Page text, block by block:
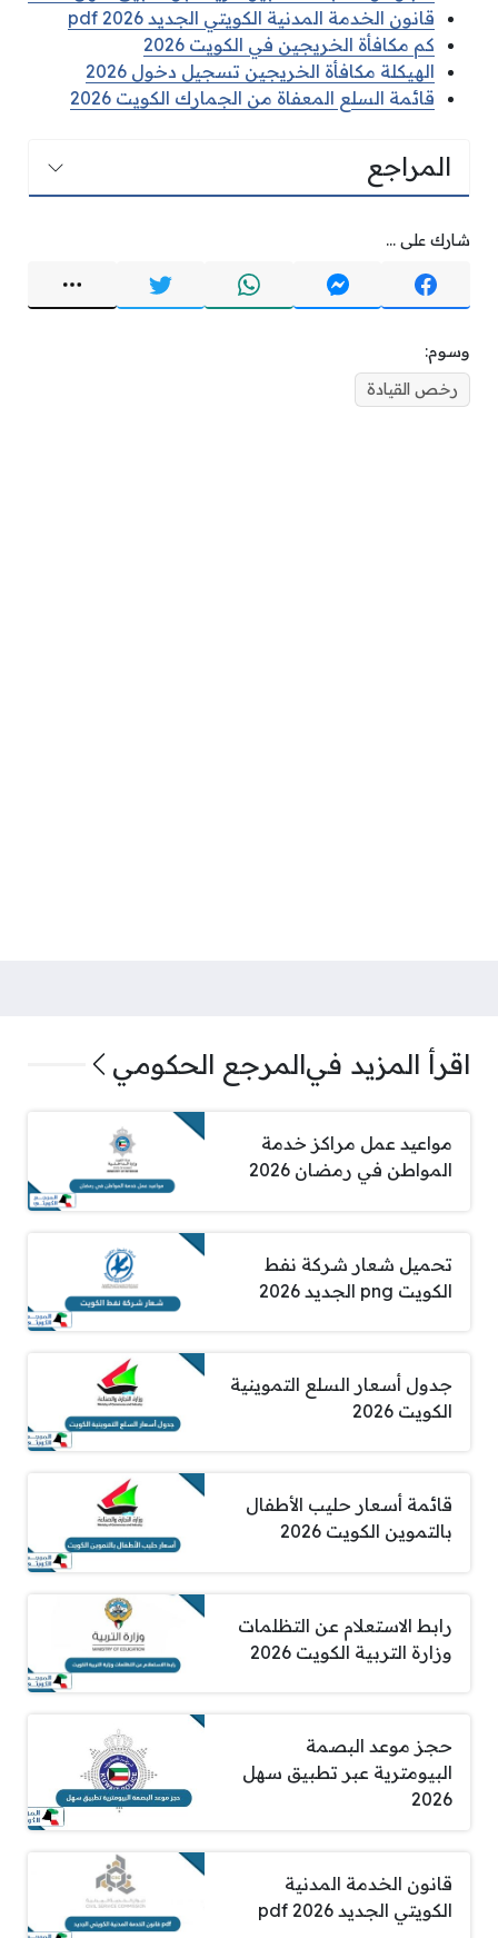
قانون الخدمة المدنية الكويتي الجديد pdf 2026
كم مكافأة الخريجين في الكويت 2026
الهيكلة مكافأة الخريجين تسجيل دخول 2026
قائمة السلع المعفاة من الجمارك الكويت 2026
المراجع
شارك على ...
وسوم:
رخص القيادة
اقرأ المزيد فيالمرجع الحكومي
مواعيد عمل مراكز خدمة
المواطن في رمضان 2026
تحميل شعار شركة نفط
الكويت png الجديد 2026
جدول أسعار السلع التموينية
الكويت 2026
قائمة أسعار حليب الأطفال
بالتموين الكويت 2026
رابط الاستعلام عن التظلمات
وزارة التربية الكويت 2026
حجز موعد البصمة
البيومترية عبر تطبيق سهل
2026
قانون الخدمة المدنية
الكويتي الجديد pdf 2026